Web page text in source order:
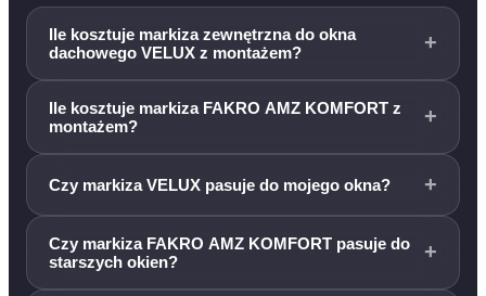
Ile kosztuje markiza zewnętrzna do okna
dachowego VELUX z montażem?
+
Ile kosztuje markiza FAKRO AMZ KOMFORT z
montażem?
+
Czy markiza VELUX pasuje do mojego okna? +
Czy markiza FAKRO AMZ KOMFORT pasuje do
starszych okien?
+